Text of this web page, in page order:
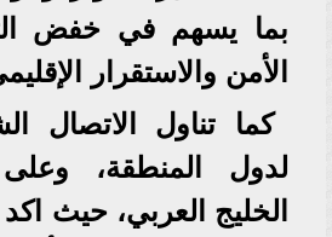
بما يسهم في خفض
الأمن والاستقرار
كما تناول الاتصال
لدول المنطقة،
الخليج العربي، حيث